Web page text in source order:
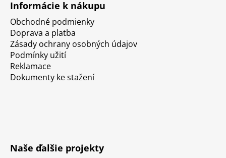
Informácie k nákupu
Obchodné podmienky
Doprava a platba
Zásady ochrany osobných údajov
Podmínky užití
Reklamace
Dokumenty ke stažení
Naše ďalšie projekty